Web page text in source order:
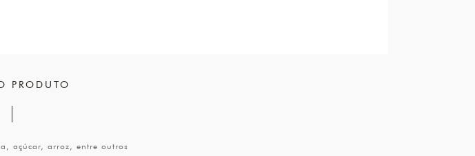
PRODUTO
açúcar, arroz, entre outros